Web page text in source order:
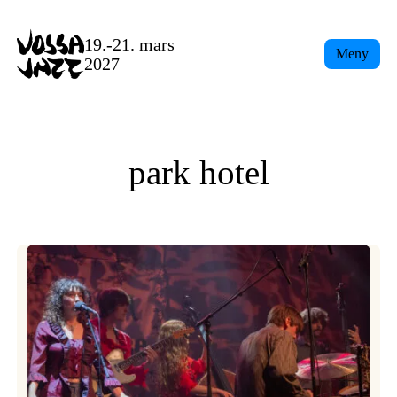
content
19.-21. mars
2027
Meny
park hotel